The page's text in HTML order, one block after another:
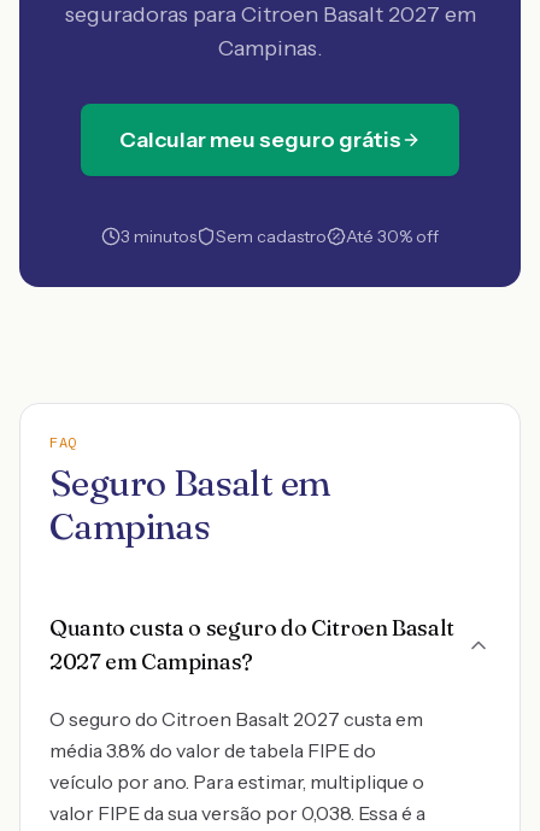
seguradoras para Citroen Basalt 2027 em
Campinas.
Calcular meu seguro grátis
3 minutos Sem cadastro Até 30% off
FAQ
Seguro Basalt em
Campinas
Quanto custa o seguro do Citroen Basalt
2027 em Campinas?
O seguro do Citroen Basalt 2027 custa em
média 3.8% do valor de tabela FIPE do
veículo por ano. Para estimar, multiplique o
valor FIPE da sua versão por 0,038. Essa é a